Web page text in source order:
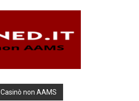
Casinò non AAMS